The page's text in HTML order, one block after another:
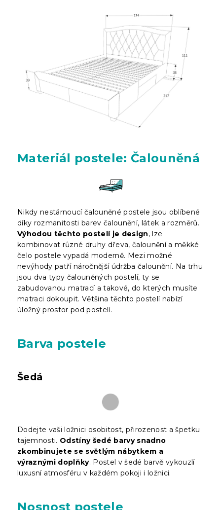
Materiál postele: Čalouněná
Nikdy nestárnoucí čalouněné postele jsou oblíbené
díky rozmanitosti barev čalounění, látek a rozměrů.
Výhodou těchto postelí je design, lze
kombinovat různé druhy dřeva, čalounění a měkké
čelo postele vypadá moderně. Mezi možné
nevýhody patří náročnější údržba čalounění. Na trhu
jsou dva typy čalouněných postelí, ty se
zabudovanou matrací a takové, do kterých musíte
matraci dokoupit. Většina těchto postelí nabízí
úložný prostor pod postelí.
Barva postele
Šedá
Dodejte vaši ložnici osobitost, přirozenost a špetku
tajemnosti. Odstíny šedé barvy snadno
zkombinujete se světlým nábytkem a
výraznými doplňky. Postel v šedé barvě vykouzlí
luxusní atmosféru v každém pokoji i ložnici.
Nosnost postele